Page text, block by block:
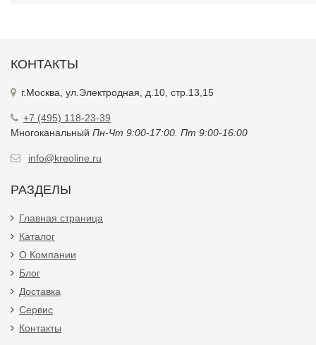
КОНТАКТЫ
г.Москва, ул.Электродная, д.10, стр.13,15
+7 (495) 118-23-39
Многоканальный Пн-Чт 9:00-17:00. Пт 9:00-16:00
info@kreoline.ru
РАЗДЕЛЫ
Главная страница
Каталог
О Компании
Блог
Доставка
Сервис
Контакты